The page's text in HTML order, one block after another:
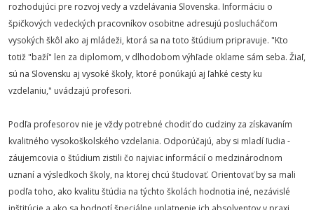
rozhodujúci pre rozvoj vedy a vzdelávania Slovenska. Informáciu o
špičkových vedeckých pracovníkov osobitne adresujú poslucháčom
vysokých škôl ako aj mládeži, ktorá sa na toto štúdium pripravuje. "Kto
totiž "baží" len za diplomom, v dlhodobom výhľade oklame sám seba. Žiaľ,
sú na Slovensku aj vysoké školy, ktoré ponúkajú aj ľahké cesty ku
vzdelaniu," uvádzajú profesori.
Podľa profesorov nie je vždy potrebné chodiť do cudziny za získavaním
kvalitného vysokoškolského vzdelania. Odporúčajú, aby si mladí ľudia -
záujemcovia o štúdium zistili čo najviac informácií o medzinárodnom
uznaní a výsledkoch školy, na ktorej chcú študovať. Orientovať by sa mali
podľa toho, ako kvalitu štúdia na týchto školách hodnotia iné, nezávislé